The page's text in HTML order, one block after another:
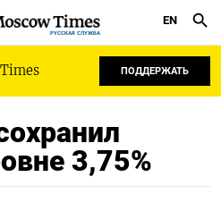
РУССКАЯ СЛУЖБА
EN
ПОДДЕРЖАТЬ
3,75%